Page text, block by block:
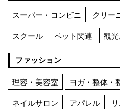
スーパー・コンビニ クリー
スクール
ペット関連 観
ファッション
理容・美容室 ヨガ・整体・
ネイルサロン
アパレル